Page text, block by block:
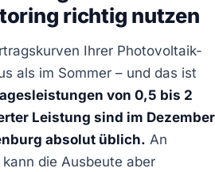
richtig nutzen
Ihrer Photovoltaik-
als im Sommer – und das ist
von 0,5 bis 2
Leistung sind im Dezember
absolut üblich. An
die Ausbeute aber